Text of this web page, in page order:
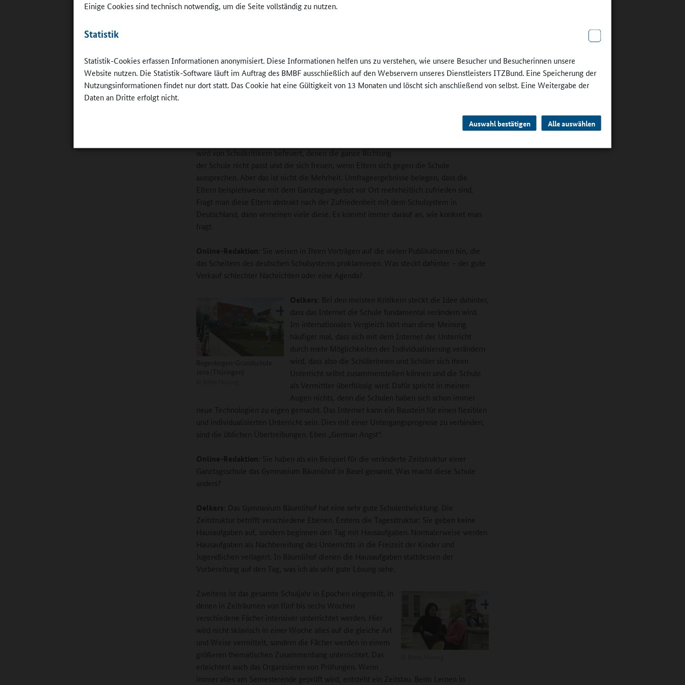
Einige Cookies sind technisch notwendig, um die Seite vollständig zu nutzen.
Statistik
Statistik-Cookies erfassen Informationen anonymisiert. Diese Informationen helfen uns zu verstehen, wie unsere Besucher und Besucherinnen unsere
Website nutzen. Die Statistik-Software läuft im Auftrag des BMBF ausschließlich auf den Webservern unseres Dienstleisters ITZBund. Eine Speicherung der
Nutzungsinformationen findet nur dort statt. Das Cookie hat eine Gültigkeit von 13 Monaten und löscht sich anschließend von selbst. Eine Weitergabe der
Daten an Dritte erfolgt nicht.
Auswahl bestätigen Alle auswählen
werden oder auch nicht – das ist kein Schulbetrieb.
Oelkers: Die Debatte um die Verschulung spiegelt eine
Schulskepsis wider, die wir woanders gar nicht kennen. In
wird von Schulkritikern befeuert, denen die ganze Richtung
der Schule nicht passt und die sich freuen, wenn Eltern sich gegen die Schule
aussprechen. Aber das ist nicht die Mehrheit. Umfrageergebnisse belegen, dass die
Eltern beispielsweise mit dem Ganztagsangebot vor Ort mehrheitlich zufrieden sind.
Fragt man diese Eltern abstrakt nach der Zufriedenheit mit dem Schulsystem in
Deutschland, dann verneinen viele diese. Es kommt immer darauf an, wie konkret man
fragt.
Online-Redaktion : Sie weisen in Ihren Vorträgen auf die vielen Publikationen hin, die
das Scheitern des deutschen Schulsystems proklamieren. Was steckt dahinter – der gute
Verkauf schlechter Nachrichten oder eine Agenda?
Oelkers : Bei den meisten Kritikern steckt die Idee dahinter,
dass das Internet die Schule fundamental verändern wird.
Im internationalen Vergleich hört man diese Meinung
häufiger mal, dass sich mit dem Internet der Unterricht
durch mehr Möglichkeiten der Individualisierung verändern
wird, dass also die Schülerinnen und Schüler sich ihren
Unterricht selbst zusammenstellen können und die Schule
als Vermittler überflüssig wird. Dafür spricht in meinen
Augen nichts, denn die Schulen haben sich schon immer
neue Technologien zu eigen gemacht. Das Internet kann ein Baustein für einen flexiblen
und individualisierten Unterricht sein. Dies mit einer Untergangsprognose zu verbinden,
sind die üblichen Übertreibungen. Eben „German Angst“.
Online-Redaktion : Sie haben als ein Beispiel für die veränderte Zeitstruktur einer
Ganztagsschule das Gymnasium Bäumlihof in Basel genannt. Was macht diese Schule
anders?
Oelkers : Das Gymnasium Bäumlihof hat eine sehr gute Schulentwicklung. Die
Zeitstruktur betrifft verschiedene Ebenen. Erstens die Tagesstruktur: Sie geben keine
Hausaufgaben auf, sondern beginnen den Tag mit Hausaufgaben. Normalerweise werden
Hausaufgaben als Nachbereitung des Unterrichts in die Freizeit der Kinder und
Jugendlichen verlagert. In Bäumlihof dienen die Hausaufgaben stattdessen der
Vorbereitung auf den Tag, was ich als sehr gute Lösung sehe.
Zweitens ist das gesamte Schuljahr in Epochen eingeteilt, in
denen in Zeiträumen von fünf bis sechs Wochen
verschiedene Fächer intensiver unterrichtet werden. Hier
wird nicht sklavisch in einer Woche alles auf die gleiche Art
und Weise vermittelt, sondern die Fächer werden in einem
größeren thematischen Zusammenhang unterrichtet. Das
erleichtert auch das Organisieren von Prüfungen. Wenn
immer alles am Semesterende geprüft wird, entsteht ein Zeitstau. Beim Lernen in